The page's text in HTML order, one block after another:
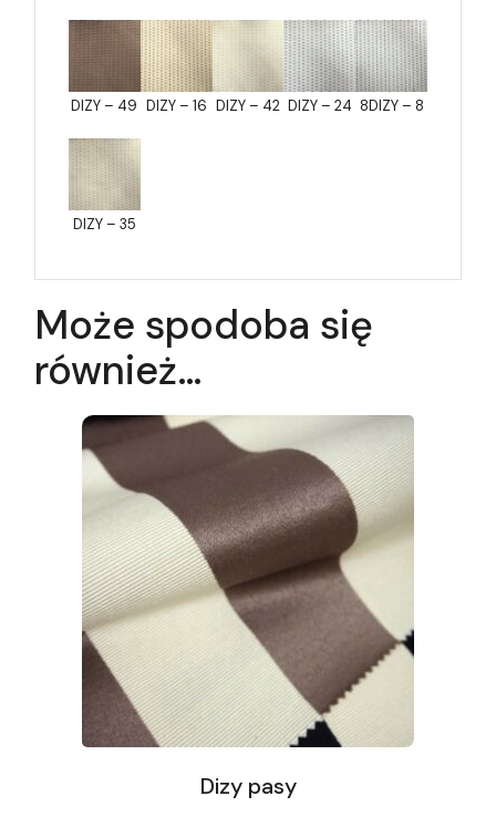
DIZY – 49 DIZY – 16 DIZY – 42 DIZY – 24 8DIZY – 8
DIZY – 35
Może spodoba się
również…
Dizy pasy